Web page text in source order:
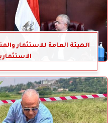
الهيئة العامة للاستثمار